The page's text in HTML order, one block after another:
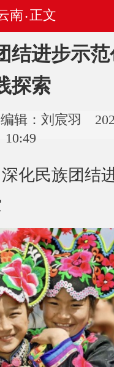
南 • 正文
结进步示范
探索
辑：刘宸羽
10:49
化民族团结